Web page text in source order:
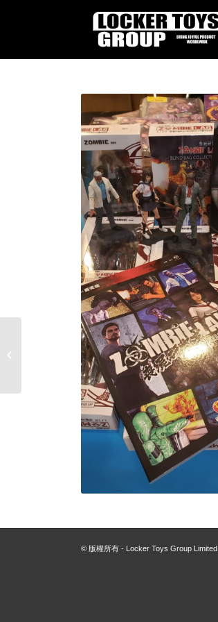
© 版權所有 - Locker Toys Group Limited
HIHO 映畫秘寶(日本